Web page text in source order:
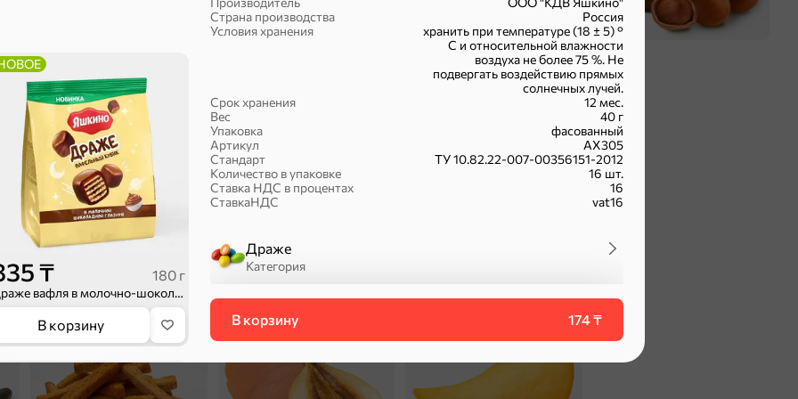
₸ 180 г
Драже вафля в молочно-шоколадной глазури, 180 г
В корзину
Страна производства
Россия
Условия хранения
хранить при температуре (18 ± 5) °
С и относительной влажности
воздуха не более 75 %. Не
подвергать воздействию прямых
солнечных лучей.
Срок хранения
12 мес.
Вес
40 г
Упаковка
фасованный
Артикул
АХ305
Стандарт
ТУ 10.82.22-007-00356151-2012
Количество в упаковке
16 шт.
Ставка НДС в процентах
16
СтавкаНДС
vat16
Драже
Категория
В корзину 174 ₸
Халва, козинаки
Сухарики и гренки Орехи, мясо, рыба